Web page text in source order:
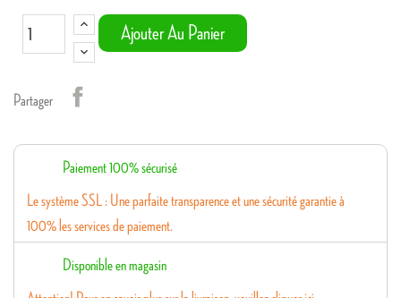
Ajouter Au Panier
Partager
Paiement 100% sécurisé
Le système SSL : Une parfaite transparence et une sécurité garantie à
100% les services de paiement.
Disponible en magasin